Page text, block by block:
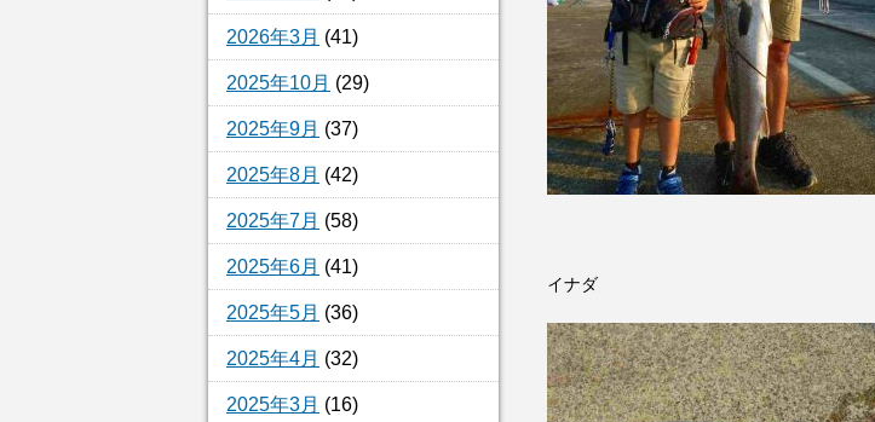
2026年3月 (41)
2025年10月 (29)
2025年9月 (37)
2025年8月 (42)
2025年7月 (58)
2025年6月 (41)
2025年5月 (36)
2025年4月 (32)
2025年3月 (16)
イナダ